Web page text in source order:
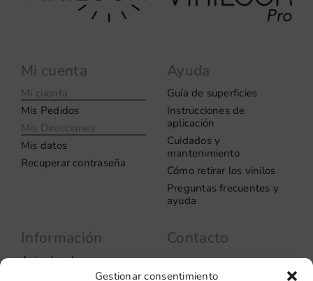
Gestionar consentimiento
Mi cuenta
Mi cuenta
Mis Pedidos
Mis Direcciones
Mis datos
Recuperar contraseña
Ayuda
Guía de superficies
Instrucciones de
aplicación
Cuidados y
mantenimiento
Cómo retirar los vinilos
Preguntas frecuentes y
ayuda
Información
Aviso legal
Política de privacidad
Contacto
08037 – Barcelona